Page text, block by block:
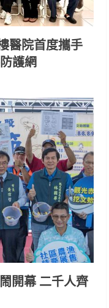
醫院首度攜手
護網
開幕 二千人齊